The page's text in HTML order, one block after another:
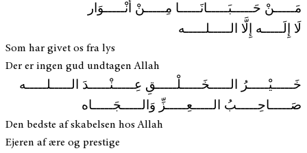
مَـــــنْ حَـــــبَـــــانَـــــا مِـــــنْ أَنْـــــوَار
لَا إِلَـــــه إِلَّا الـــــلـــــه
Som har givet os fra lys
Der er ingen gud undtagen Allah
خَـــــيْـــــرُ الـــــخَـــــلْـــــقِ عِـــــنْـــــدَ الـــــلـــــه
صَـــــاحِـــــبُ الـــــعِـــــزِّ وَالـــــجَـــــاه
Den bedste af skabelsen hos Allah
Ejeren af ære og prestige